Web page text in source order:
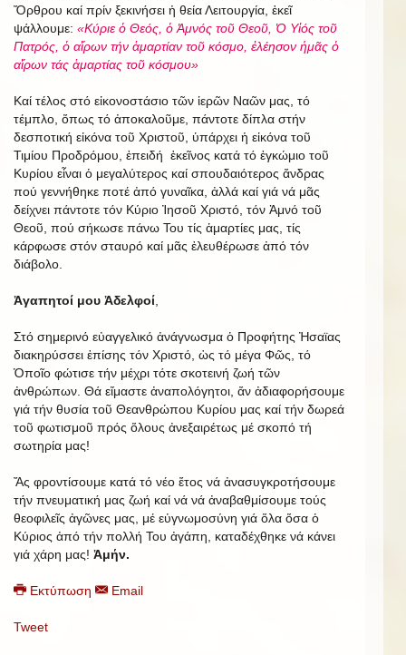
Ὄρθρου καί πρίν ξεκινήσει ἡ θεία Λειτουργία, ἐκεῖ
ψάλλουμε: «Κύριε ὁ Θεός, ὁ Ἀμνός τοῦ Θεοῦ, Ὁ Υἱός τοῦ
Πατρός, ὁ αἵρων τήν ἁμαρτίαν τοῦ κόσμο, ἐλέησον ἡμᾶς ὁ
αἵρων τάς ἁμαρτίας τοῦ κόσμου»
Καί τέλος στό εἰκονοστάσιο τῶν ἱερῶν Ναῶν μας, τό
τέμπλο, ὅπως τό ἀποκαλοῦμε, πάντοτε δίπλα στήν
δεσποτική εἰκόνα τοῦ Χριστοῦ, ὑπάρχει ἡ εἰκόνα τοῦ
Τιμίου Προδρόμου, ἐπειδή ἐκεῖνος κατά τό ἐγκώμιο τοῦ
Κυρίου εἶναι ὁ μεγαλύτερος καί σπουδαιότερος ἄνδρας
πού γεννήθηκε ποτέ ἀπό γυναῖκα, ἀλλά καί γιά νά μᾶς
δείχνει πάντοτε τόν Κύριο Ἰησοῦ Χριστό, τόν Ἀμνό τοῦ
Θεοῦ, πού σήκωσε πάνω Του τίς ἁμαρτίες μας, τίς
κάρφωσε στόν σταυρό καί μᾶς ἐλευθέρωσε ἀπό τόν
διάβολο.
Ἀγαπητοί μου Ἀδελφοί
Στό σημερινό εὐαγγελικό ἀνάγνωσμα ὁ Προφήτης Ἠσαϊας
διακηρύσσει ἐπίσης τόν Χριστό, ὡς τό μέγα Φῶς, τό
Ὁποῖο φώτισε τήν μέχρι τότε σκοτεινή ζωή τῶν
ἀνθρώπων. Θά εἴμαστε ἀναπολόγητοι, ἄν ἀδιαφορήσουμε
γιά τήν θυσία τοῦ Θεανθρώπου Κυρίου μας καί τήν δωρεά
τοῦ φωτισμοῦ πρός ὅλους ἀνεξαιρέτως μέ σκοπό τή
σωτηρία μας!
Ἄς φροντίσουμε κατά τό νέο ἔτος νά ἀνασυγκροτήσουμε
τήν πνευματική μας ζωή καί νά νά ἀναβαθμίσουμε τούς
θεοφιλεῖς ἀγῶνες μας, μέ εὐγνωμοσύνη γιά ὅλα ὅσα ὁ
Κύριος ἀπό τήν πολλή Του ἀγάπη, καταδέχθηκε νά κάνει
γιά χάρη μας! Ἀμήν.
Εκτύπωση Email
Tweet